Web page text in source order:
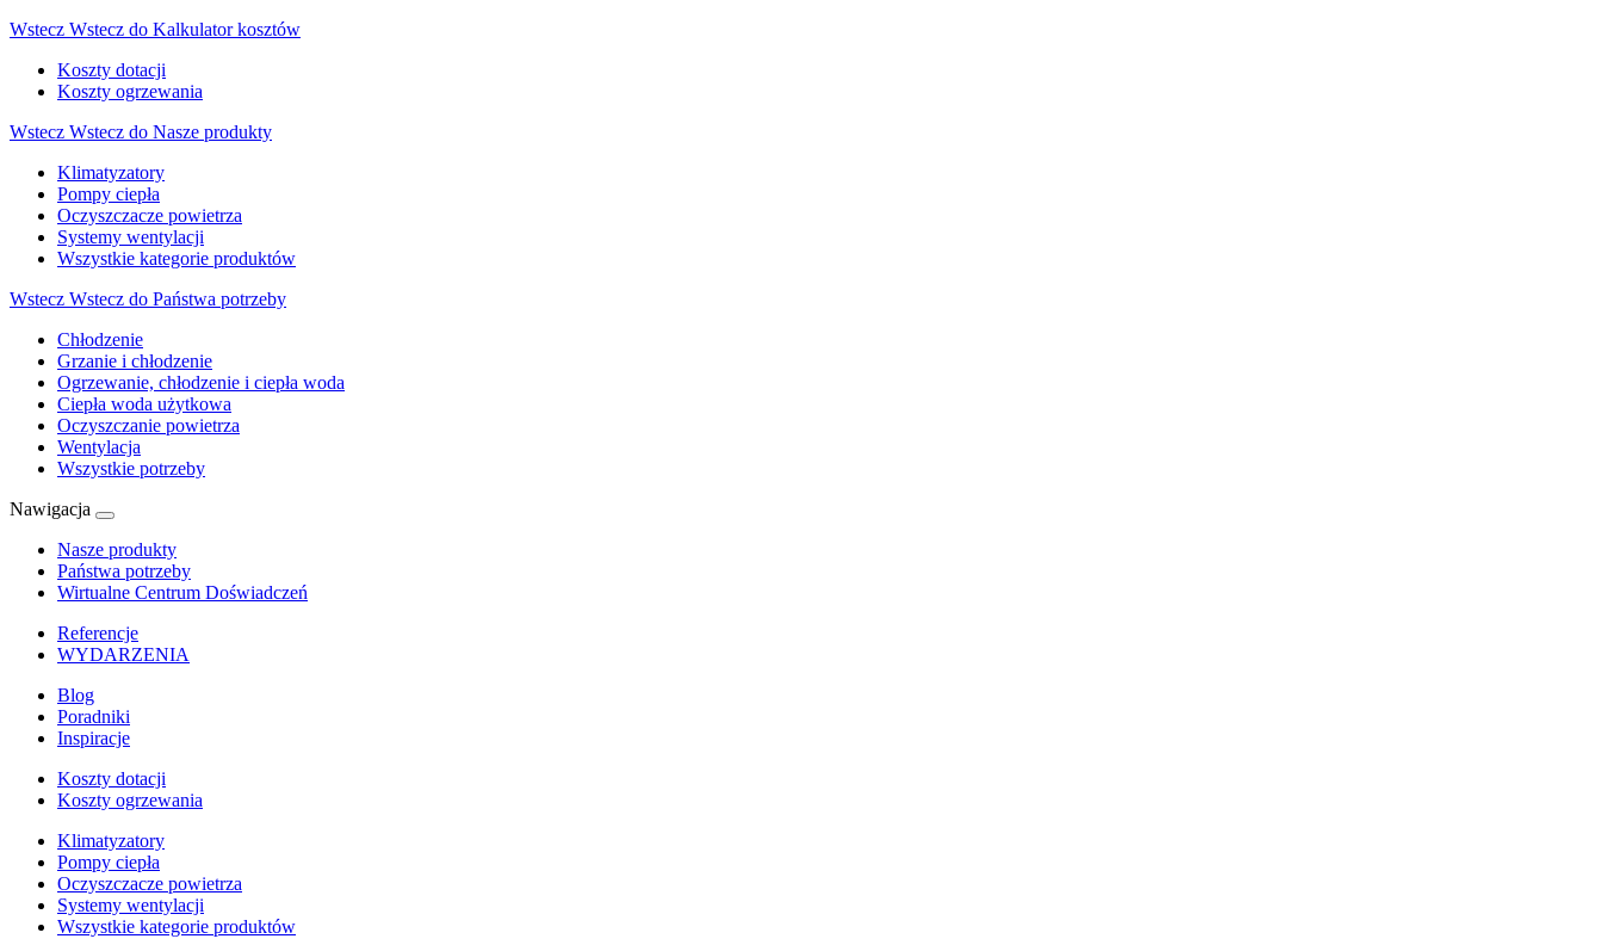
Wstecz Wstecz do Kalkulator kosztów
Koszty dotacji
Koszty ogrzewania
Wstecz Wstecz do Nasze produkty
Klimatyzatory
Pompy ciepła
Oczyszczacze powietrza
Systemy wentylacji
Wszystkie kategorie produktów
Wstecz Wstecz do Państwa potrzeby
Chłodzenie
Grzanie i chłodzenie
Ogrzewanie, chłodzenie i ciepła woda
Ciepła woda użytkowa
Oczyszczanie powietrza
Wentylacja
Wszystkie potrzeby
Nawigacja
Nasze produkty
Państwa potrzeby
Wirtualne Centrum Doświadczeń
Referencje
WYDARZENIA
Blog
Poradniki
Inspiracje
Koszty dotacji
Koszty ogrzewania
Klimatyzatory
Pompy ciepła
Oczyszczacze powietrza
Systemy wentylacji
Wszystkie kategorie produktów